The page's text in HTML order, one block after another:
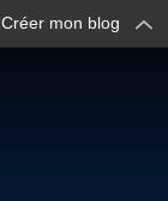
Créer mon blog